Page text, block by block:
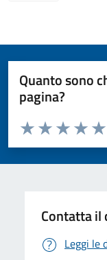
Quanto sono
pagina?
Valuta da 1 a 5 stelle
Valuta
Valuta 3
Valuta 2 stelle
Valuta 1 stelle su 5
Contatta il
Leggi le